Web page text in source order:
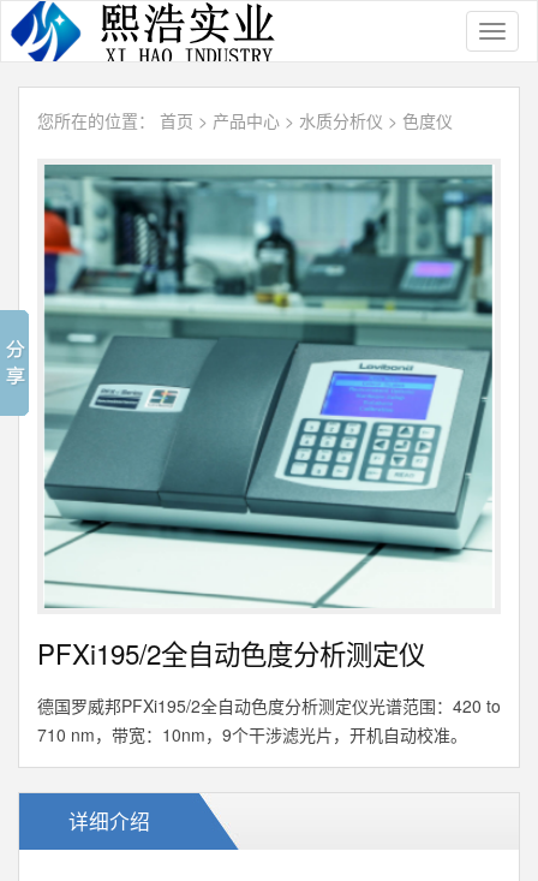
您所在的位置： 首页 > 产品中心 > 水质分析仪 > 色度仪
PFXi195/2全自动色度分析测定仪
德国罗威邦PFXi195/2全自动色度分析测定仪光谱范围：420 to
710 nm，带宽：10nm，9个干涉滤光片，开机自动校准。
详细介绍